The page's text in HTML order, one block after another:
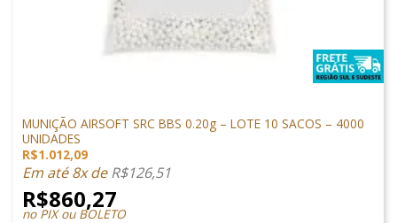
MUNIÇÃO AIRSOFT SRC BBS 0.20g – LOTE 10 SACOS – 4000
UNIDADES
R$1.012,09
Em até 8x deR$126,51
R$860,27
no PIX ou BOLETO